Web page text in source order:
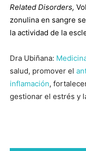
Related Disorders,
zonulina en sangre
la actividad de la
Dra Ubiñana:
salud, promover el
inflamación,
gestionar el estrés y